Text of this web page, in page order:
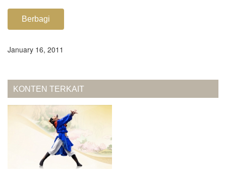
Berbagi
January 16, 2011
KONTEN TERKAIT